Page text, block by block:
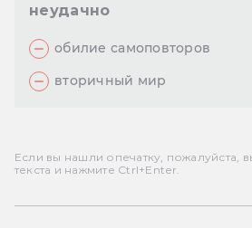
неудачно
обилие самоповторов
вторичный мир
Если вы нашли опечатку, пожалуйста,
текста и нажмите Ctrl+Enter.